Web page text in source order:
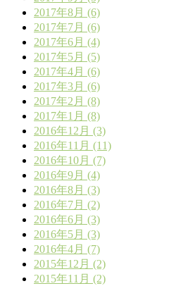
2017年8月 (6)
2017年7月 (6)
2017年6月 (4)
2017年5月 (5)
2017年4月 (6)
2017年3月 (6)
2017年2月 (8)
2017年1月 (8)
2016年12月 (3)
2016年11月 (11)
2016年10月 (7)
2016年9月 (4)
2016年8月 (3)
2016年7月 (2)
2016年6月 (3)
2016年5月 (3)
2016年4月 (7)
2015年12月 (2)
2015年11月 (2)